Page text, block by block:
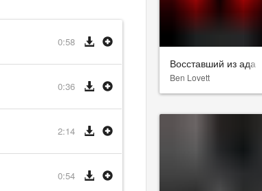
0:58
0:36
2:14
0:54
Восставший из ада
Ben Lovett